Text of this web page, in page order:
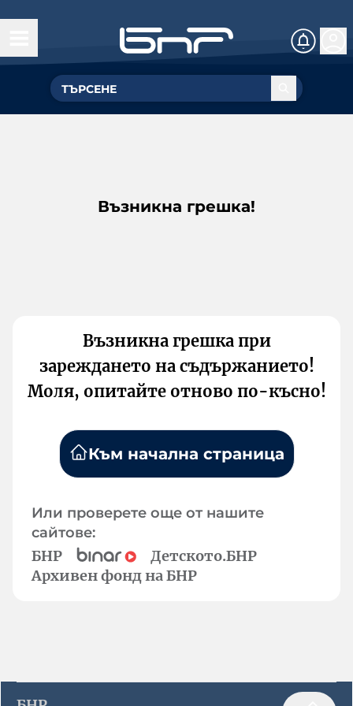
Възникна грешка!
Възникна грешка при
зареждането на съдържанието!
Моля, опитайте отново по-късно!
Към начална страница
Или проверете още от нашите
сайтове:
БНР
Детското.БНР
Архивен фонд на БНР